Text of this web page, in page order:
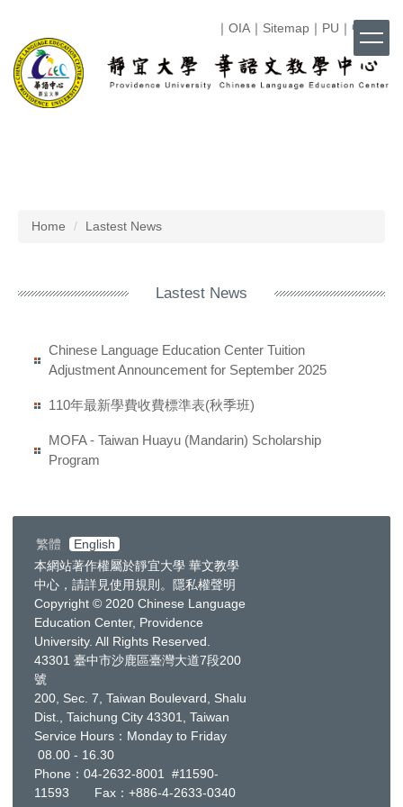
the
main
content
block
｜ OIA ｜ Sitemap ｜ PU ｜ 中文
Home Lastest News
Lastest News
Chinese Language Education Center Tuition
Adjustment Announcement for September 2025
110年最新學費收費標準表(秋季班)
MOFA - Taiwan Huayu (Mandarin) Scholarship
Program
繁體
English
本網站著作權屬於靜宜大學 華文教學
中心，請詳見使用規則 。
隱私權聲明
Copyright © 2020 Chinese Language
Education Center, Providence
University. All Rights Reserved.
43301 臺中市沙鹿區臺灣大道7段200
號
200, Sec. 7, Taiwan Boulevard, Shalu
Dist., Taichung City 43301, Taiwan
Service Hours：Monday to Friday
08.00 - 16.30
Phone： 04-2632-8001 #11590-
11593 Fax：+886-4-2633-0340